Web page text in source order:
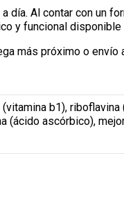
día. Al contar con un
y funcional disponible
más próximo o envío
b1),
(ácido ascórbico),